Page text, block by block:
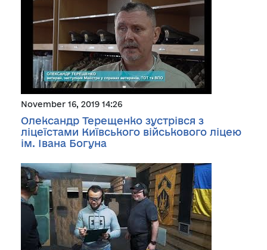
November 16, 2019 14:26
Олександр Терещенко зустрівся з
ліцеїстами Київського військового ліцею
ім. Івана Богуна